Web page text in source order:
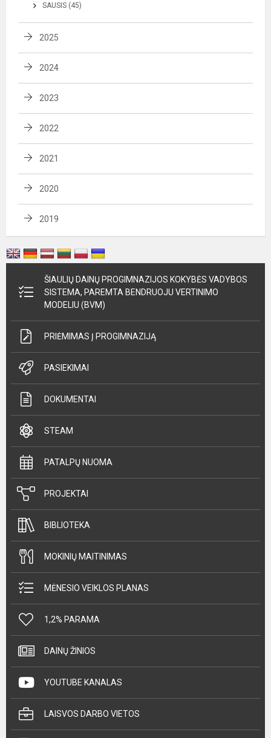
SAUSIS (45)
2025
2024
2023
2022
2021
2020
2019
ŠIAULIŲ DAINŲ PROGIMNAZIJOS KOKYBĖS VADYBOS
SISTEMA, PAREMTA BENDRUOJU VERTINIMO
MODELIU (BVM)
PRIĖMIMAS Į PROGIMNAZIJĄ
PASIEKIMAI
DOKUMENTAI
STEAM
PATALPŲ NUOMA
PROJEKTAI
BIBLIOTEKA
MOKINIŲ MAITINIMAS
MĖNESIO VEIKLOS PLANAS
1,2% PARAMA
DAINŲ ŽINIOS
YOUTUBE KANALAS
LAISVOS DARBO VIETOS